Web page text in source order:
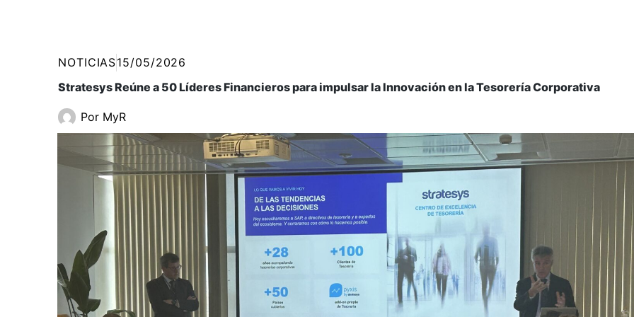
NOTICIAS15/05/2026
Stratesys Reúne a 50 Líderes Financieros para impulsar la Innovación en la Tesorería Corporativa
Por MyR